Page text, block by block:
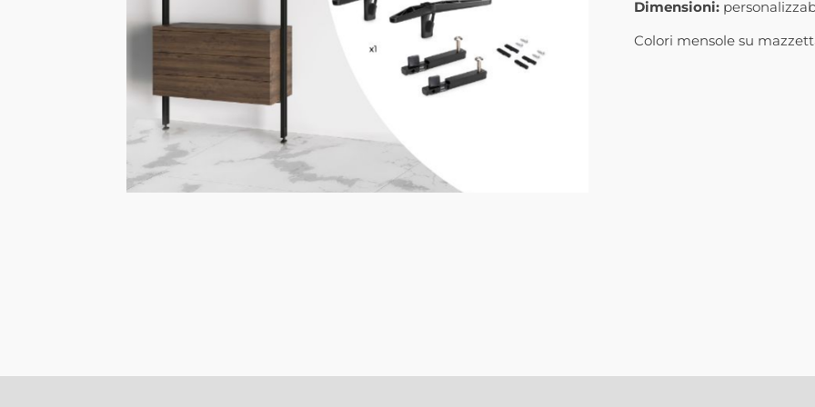
Dimensioni:
Colori mensole su